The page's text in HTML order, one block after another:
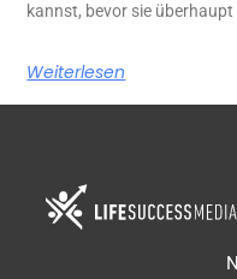
kannst, bevor sie
Weiterlesen